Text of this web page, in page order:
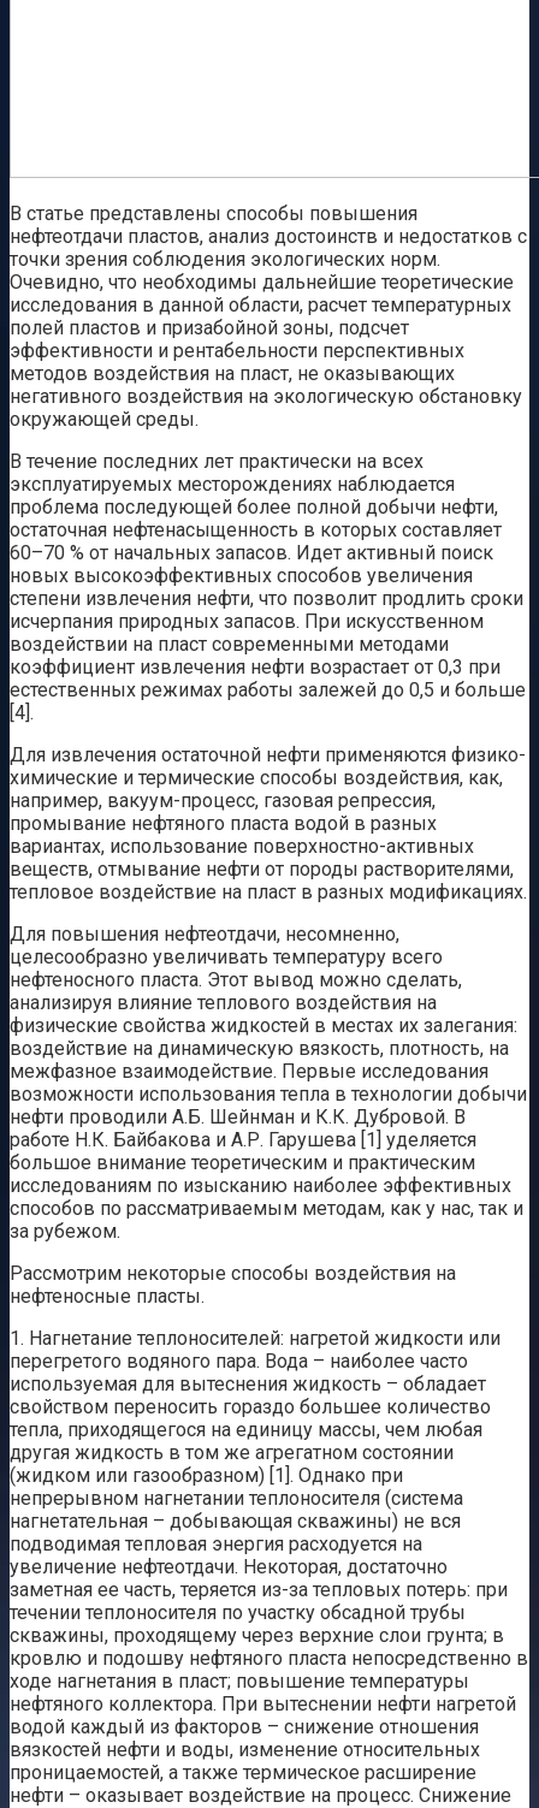
В статье представлены способы повышения
нефтеотдачи пластов, анализ достоинств и недостатков с
точки зрения соблюдения экологических норм.
Очевидно, что необходимы дальнейшие теоретические
исследования в данной области, расчет температурных
полей пластов и призабойной зоны, подсчет
эффективности и рентабельности перспективных
методов воздействия на пласт, не оказывающих
негативного воздействия на экологическую обстановку
окружающей среды.
В течение последних лет практически на всех
эксплуатируемых месторождениях наблюдается
проблема последующей более полной добычи нефти,
остаточная нефтенасыщенность в которых составляет
60–70 % от начальных запасов. Идет активный поиск
новых высокоэффективных способов увеличения
степени извлечения нефти, что позволит продлить сроки
исчерпания природных запасов. При искусственном
воздействии на пласт современными методами
коэффициент извлечения нефти возрастает от 0,3 при
естественных режимах работы залежей до 0,5 и больше
[4].
Для извлечения остаточной нефти применяются физико-
химические и термические способы воздействия, как,
например, вакуум-процесс, газовая репрессия,
промывание нефтяного пласта водой в разных
вариантах, использование поверхностно-активных
веществ, отмывание нефти от породы растворителями,
тепловое воздействие на пласт в разных модификациях.
Для повышения нефтеотдачи, несомненно,
целесообразно увеличивать температуру всего
нефтеносного пласта. Этот вывод можно сделать,
анализируя влияние теплового воздействия на
физические свойства жидкостей в местах их залегания:
воздействие на динамическую вязкость, плотность, на
межфазное взаимодействие. Первые исследования
возможности использования тепла в технологии добычи
нефти проводили А.Б. Шейнман и К.К. Дубровой. В
работе Н.К. Байбакова и А.Р. Гарушева [1] уделяется
большое внимание теоретическим и практическим
исследованиям по изысканию наиболее эффективных
способов по рассматриваемым методам, как у нас, так и
за рубежом.
Рассмотрим некоторые способы воздействия на
нефтеносные пласты.
1. Нагнетание теплоносителей: нагретой жидкости или
перегретого водяного пара. Вода – наиболее часто
используемая для вытеснения жидкость – обладает
свойством переносить гораздо большее количество
тепла, приходящегося на единицу массы, чем любая
другая жидкость в том же агрегатном состоянии
(жидком или газообразном) [1]. Однако при
непрерывном нагнетании теплоносителя (система
нагнетательная – добывающая скважины) не вся
подводимая тепловая энергия расходуется на
увеличение нефтеотдачи. Некоторая, достаточно
заметная ее часть, теряется из-за тепловых потерь: при
течении теплоносителя по участку обсадной трубы
скважины, проходящему через верхние слои грунта; в
кровлю и подошву нефтяного пласта непосредственно в
ходе нагнетания в пласт; повышение температуры
нефтяного коллектора. При вытеснении нефти нагретой
водой каждый из факторов – снижение отношения
вязкостей нефти и воды, изменение относительных
проницаемостей, а также термическое расширение
нефти – оказывает воздействие на процесс. Снижение